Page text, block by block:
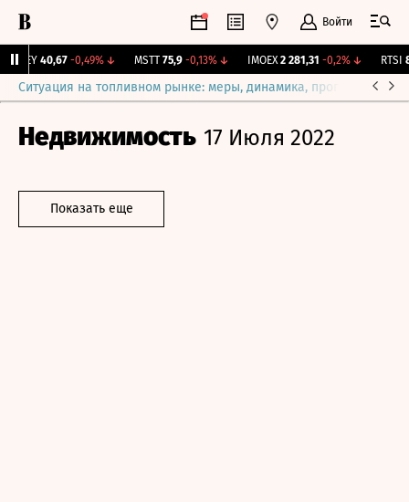
Войти
40,67 -0,49%↓ MSTT 75,9 -0,13%↓ IMOEX 2 281,31 -0,2%↓ RTSI
Ситуация на топливном рынке: меры, динамика, прогнозы
Недвижимость 17 Июля 2022
Показать еще